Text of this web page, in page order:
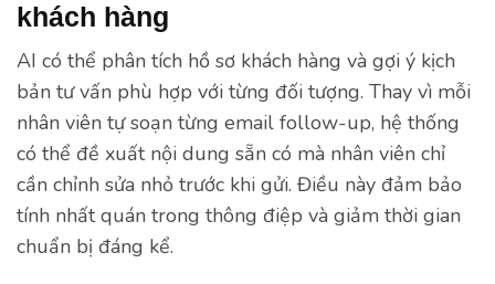
khách hàng
AI có thể phân tích hồ sơ khách hàng và gợi ý kịch
bản tư vấn phù hợp với từng đối tượng. Thay vì mỗi
nhân viên tự soạn từng email follow-up, hệ thống
có thể đề xuất nội dung sẵn có mà nhân viên chỉ
cần chỉnh sửa nhỏ trước khi gửi. Điều này đảm bảo
tính nhất quán trong thông điệp và giảm thời gian
chuẩn bị đáng kể.